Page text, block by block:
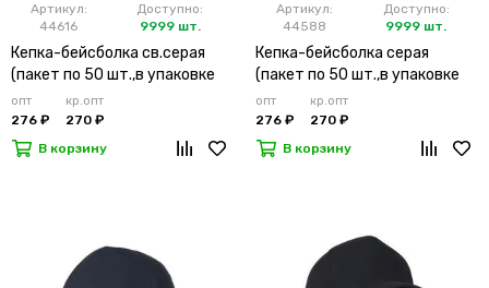
Артикул:
44616
Доступно:
9999 шт.
Кепка-бейсболка св.серая
(пакет по 50 шт.,в упаковке
200 шт.)
опт
276 ₽
кр.опт
270 ₽
В корзину
Артикул:
44588
Доступно:
9999 шт.
Кепка-бейсболка серая
(пакет по 50 шт.,в упаковке
200 шт.)
опт
276 ₽
кр.опт
270 ₽
В корзину